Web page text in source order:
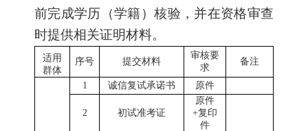
前完成学历（学籍）核验，并在资格审查
时提供相关证明材料。
适用
群体
序号 提交材料
审核要
求
备注
1 诚信复试承诺书 原件
2 初试准考证
原件
+复印
件